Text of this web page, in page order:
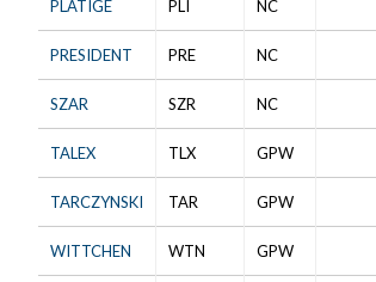
PLATIGE PLI NC
PRESIDENT PRE NC
SZAR SZR NC
TALEX TLX GPW
TARCZYNSKI TAR GPW
WITTCHEN WTN GPW